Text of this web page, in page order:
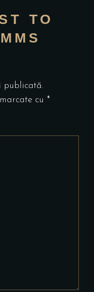
TO
publicată.
cu *